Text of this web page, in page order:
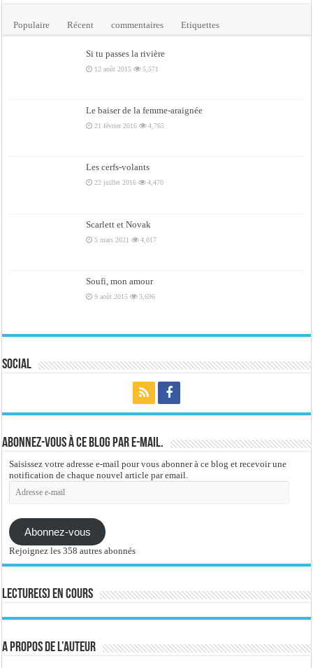
Populaire Récent commentaires Etiquettes
Si tu passes la rivière
12 août 2015 5,571
Le baiser de la femme-araignée
21 février 2016 4,765
Les cerfs-volants
22 juillet 2016 4,470
Scarlett et Novak
5 mars 2021 4,017
Soufi, mon amour
9 août 2015 3,696
Social
Abonnez-vous à ce blog par e-mail.
Saisissez votre adresse e-mail pour vous abonner à ce blog et recevoir une
notification de chaque nouvel article par email.
Adresse
e-
Abonnez-vous
Rejoignez les 358 autres abonnés
Lecture(s) en cours
A propos de l’auteur